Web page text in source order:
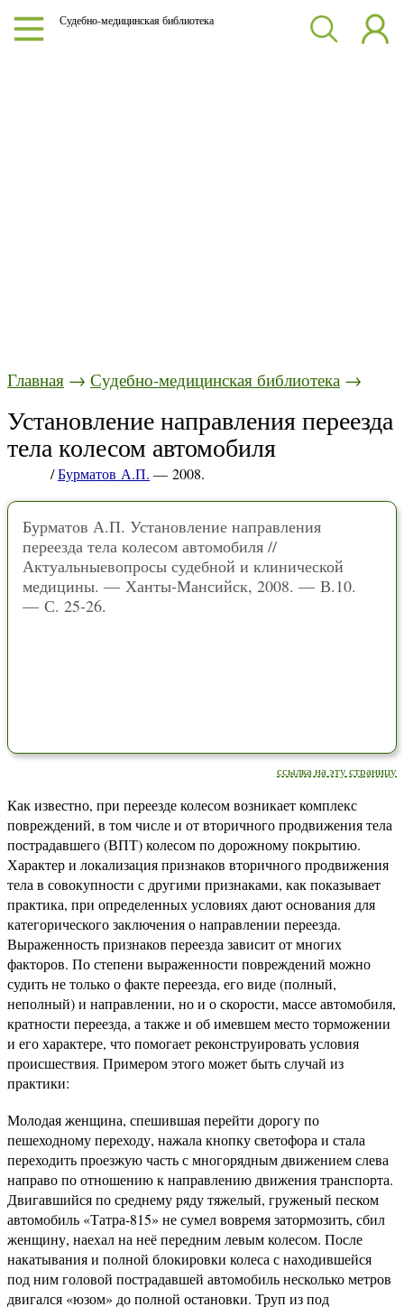
Судебно-медицинская библиотека
Главная → Судебно-медицинская библиотека →
Установление направления переезда
тела колесом автомобиля
/Бурматов А.П. — 2008.
Бурматов А.П. Установление направления
переезда тела колесом автомобиля //
Актуальныевопросы судебной и клинической
медицины. — Ханты-Мансийск, 2008. — В.10.
— С. 25-26.
ссылка на эту страницу
Как известно, при переезде колесом возникает комплекс
повреждений, в том числе и от вторичного продвижения тела
пострадавшего (ВПТ) колесом по дорожному покрытию.
Характер и локализация признаков вторичного продвижения
тела в совокупности с другими признаками, как показывает
практика, при определенных условиях дают основания для
категорического заключения о направлении переезда.
Выраженность признаков переезда зависит от многих
факторов. По степени выраженности повреждений можно
судить не только о факте переезда, его виде (полный,
неполный) и направлении, но и о скорости, массе автомобиля,
кратности переезда, а также и об имевшем место торможении
и его характере, что помогает реконструировать условия
происшествия. Примером этого может быть случай из
практики:
Молодая женщина, спешившая перейти дорогу по
пешеходному переходу, нажала кнопку светофора и стала
переходить проезжую часть с многорядным движением слева
направо по отношению к направлению движения транспорта.
Двигавшийся по среднему ряду тяжелый, груженый песком
автомобиль «Татра-815» не сумел вовремя затормозить, сбил
женщину, наехал на неё передним левым колесом. После
накатывания и полной блокировки колеса с находившейся
под ним головой пострадавшей автомобиль несколько метров
двигался «юзом» до полной остановки. Труп из под